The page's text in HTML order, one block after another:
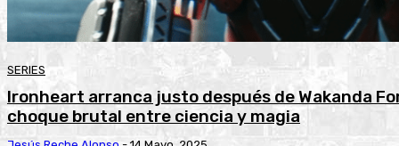
SERIES
Ironheart arranca justo después de Wakanda
choque brutal entre ciencia y magia